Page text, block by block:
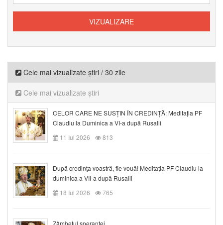
Cele mai vizualizate știri / 30 zile
Cele mai vizualizate știri
CELOR CARE NE SUSȚIN ÎN CREDINȚĂ: Meditația PF
Claudiu la Duminica a VI-a după Rusalii
11 Iul 2026
813
După credinţa voastră, fie vouă! Meditația PF Claudiu la
duminica a VII-a după Rusalii
18 Iul 2026
765
Zâmbetul speranței